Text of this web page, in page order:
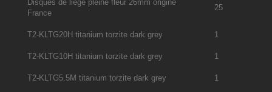
Disques de liège pleine fleur 26mm origine
France
25
T2-KLTG20H titanium torzite dark grey 1
T2-KLTG10H titanium torzite dark grey 1
T2-KLTG5.5M titanium torzite dark grey 1